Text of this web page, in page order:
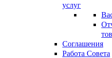
услуг
Соглашения
Работа Совета